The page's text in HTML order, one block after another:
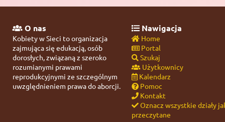
O nas
Kobiety w Sieci to organizacja
zajmująca się edukacją, osób
dorosłych, związaną z szeroko
rozumianymi prawami
reprodukcyjnymi ze szczególnym
uwzględnieniem prawa do aborcji.
Nawigacja
Home
Portal
Szukaj
Użytkownicy
Kalendarz
Pomoc
Kontakt
Oznacz wszystkie działy
przeczytane